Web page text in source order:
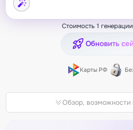
Стоимость 1
Обновить
Карты РФ
Обзор, возможности